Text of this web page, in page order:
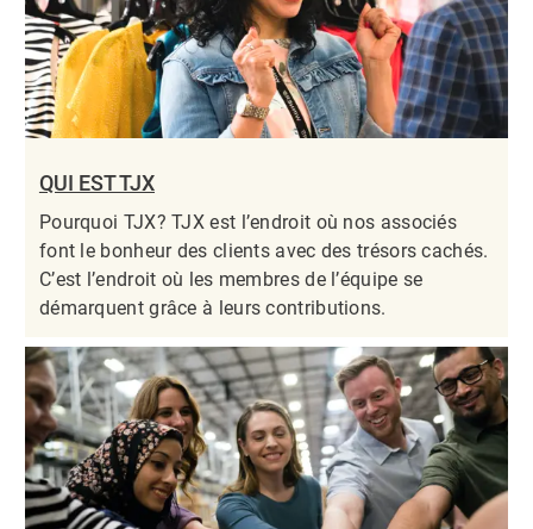
QUI EST TJX
Pourquoi TJX? TJX est l’endroit où nos associés
font le bonheur des clients avec des trésors cachés.
C’est l’endroit où les membres de l’équipe se
démarquent grâce à leurs contributions.​​​​​​​